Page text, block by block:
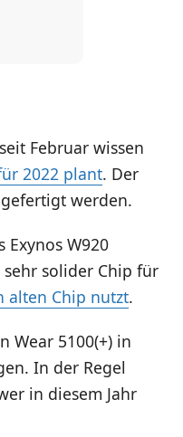
Februar wissen
2022 plant. Der
werden.
W920
sehr solider Chip für
alten Chip nutzt.
Wear 5100(+) in
In der Regel
in diesem Jahr